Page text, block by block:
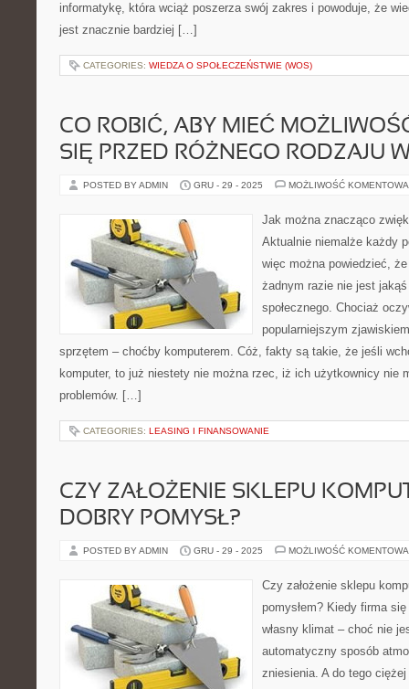
informatykę, która wciąż poszerza swój zakres i powoduje, że
jest znacznie bardziej […]
CATEGORIES: WIEDZA O SPOŁECZEŃSTWIE (WOS)
CO ROBIĆ, ABY MIEĆ
SIĘ PRZED RÓŻNEGO RODZAJU
POSTED BY ADMIN GRU - 29 - 2025 MOŻLIWOŚĆ
Jak można znacząco
Aktualnie niemalże każdy
więc można powiedzieć,
żadnym razie nie jest
społecznego. Chociaż
popularniejszym
sprzętem – choćby komputerem. Cóż, fakty są takie, że jeśli
komputer, to już niestety nie można rzec, iż ich użytkownicy nie
problemów. […]
CATEGORIES: LEASING I FINANSOWANIE
CZY ZAŁOŻENIE SKLEPU
DOBRY POMYSŁ?
POSTED BY ADMIN GRU - 29 - 2025 MOŻLIWOŚĆ
Czy założenie sklepu
pomysłem? Kiedy firma
własny klimat – choć nie
automatyczny sposób
zniesienia. A do tego